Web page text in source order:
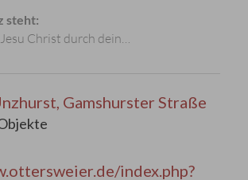
steht:
Christ durch dein…
Gamshurster Straße
index.php?